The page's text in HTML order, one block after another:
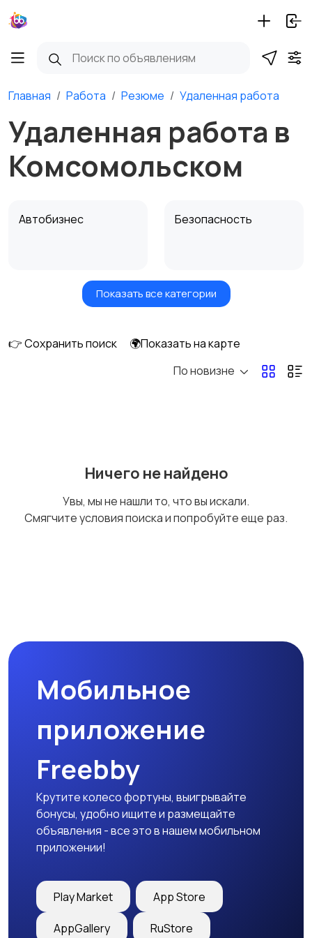
Главная Работа Резюме Удаленная работа
Удаленная работа в
Комсомольском
Автобизнес Безопасность
Бытовые услуги и
Высший менеджмент
Добыча сырья,
Медицина Начало карьеры
Образование и наука
закупки
Показать все категории
👉 Сохранить поиск
🌍Показать на карте
По новизне
Ничего не найдено
Увы, мы не нашли то, что вы искали.
Смягчите условия поиска и попробуйте еще раз.
Мобильное
приложение
Freebby
Крутите колесо фортуны, выигрывайте
бонусы, удобно ищите и размещайте
объявления - все это в нашем мобильном
приложении!
Play Market App Store
AppGallery RuStore